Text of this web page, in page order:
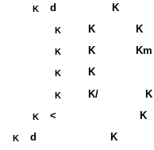
K d K
K K K
K K Km
K K
K K/ K
K < K
K d K